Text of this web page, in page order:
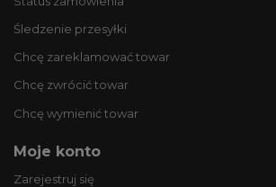
Śledzenie przesyłki
Chcę zareklamować towar
Chcę zwrócić towar
Chcę wymienić towar
Moje konto
Zarejestruj się